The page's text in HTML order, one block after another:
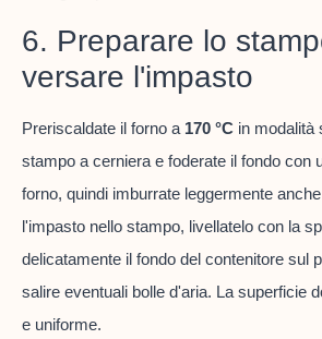
6. Preparare lo
versare l'impasto
Preriscaldate il forno a 170 °C in modalità
stampo a cerniera e foderate il fondo con
forno, quindi imburrate leggermente
l'impasto nello stampo, livellatelo con la
delicatamente il fondo del contenitore sul
salire eventuali bolle d'aria. La superficie
e uniforme.